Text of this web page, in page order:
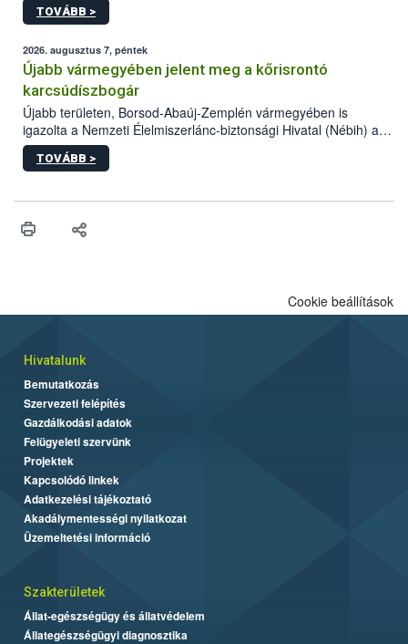
termékeket kínáló kéretlen online reklámok mennyisége is
összegyűjtötte az illegális növényvédő szerek kapcsán
előforduló árulkodó jeleket, valamint a webáruházakból való
vásárlás kockázatait.
TOVÁBB >
2026. augusztus 7, péntek
Újabb vármegyében jelent meg a kőrisrontó
karcsúdíszbogár
Újabb területen, Borsod-Abaúj-Zemplén vármegyében is
igazolta a Nemzeti Élelmiszerlánc-biztonsági Hivatal (Nébih) a
kőrisrontó karcsúdíszbogár (Agrilus planipennis) jelenlétét. A
kártevőt nem csak színcsapdában találták meg, de már fertőzött
az intenzív felderítést, emellett az intézkedéseket a szlovák
TOVÁBB >
Cookie beállítások
Hivatalunk
Bemutatkozás
Szervezeti felépítés
Gazdálkodási adatok
Felügyeleti szervünk
Projektek
Kapcsolódó linkek
Adatkezelési tájékoztató
Akadálymentességi nyilatkozat
Üzemeltetési információ
Szakterületek
Állat-egészségügy és állatvédelem
Állategészségügyi diagnosztika